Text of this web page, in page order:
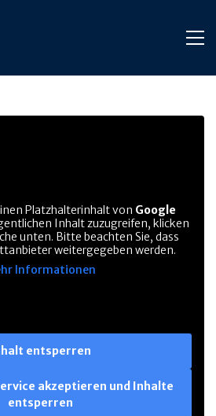
Platzhalterinhalt von Google
Inhalt zuzugreifen, klicken
unten. Bitte beachten Sie, dass
weitergegeben werden.
Informationen
entsperren
akzeptieren und Inhalte
entsperren